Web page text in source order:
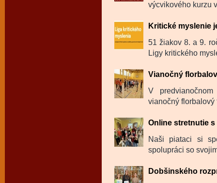
výcvikového kurzu
Kritické myslenie
51 žiakov 8. a 9.
Ligy kritického
Vianočný
V
vianočný florbalový
Online stretnutie
Naši piataci si
spolupráci so
Dobšinského